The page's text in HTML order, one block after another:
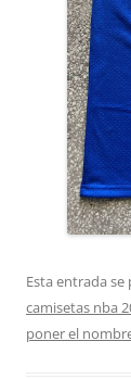
Esta entrada se
camisetas nba
poner el